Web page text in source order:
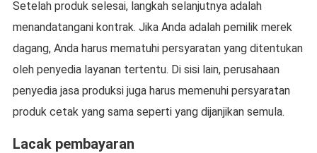
Setelah produk selesai, langkah selanjutnya adalah
menandatangani kontrak. Jika Anda adalah pemilik merek
dagang, Anda harus mematuhi persyaratan yang ditentukan
oleh penyedia layanan tertentu. Di sisi lain, perusahaan
penyedia jasa produksi juga harus memenuhi persyaratan
produk cetak yang sama seperti yang dijanjikan semula.
Lacak pembayaran